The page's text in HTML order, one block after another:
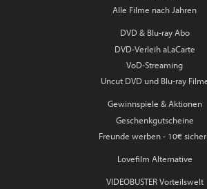
Alle Filme nach Jahren
DVD & Blu-ray Abo
DVD-Verleih aLaCarte
VoD-Streaming
Uncut DVD und Blu-ray
Gewinnspiele & Aktionen
Geschenkgutscheine
Freunde werben - 10€
Lovefilm Alternative
VIDEOBUSTER Vorteilswelt